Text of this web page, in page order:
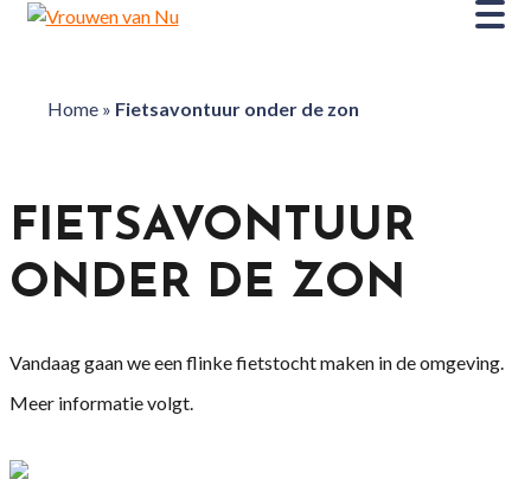
Home» Fietsavontuur onder de zon
FIETSAVONTUUR
ONDER DE ZON
Vandaag gaan we een flinke fietstocht maken in de omgeving.
Meer informatie volgt.